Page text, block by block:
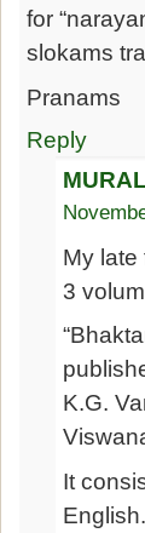
for
slokams
Pranams
Reply
My late
3
K.G.
It
English.